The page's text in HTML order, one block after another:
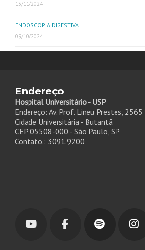
13/11/2024
ENDOSCOPIA DIGESTIVA
09/10/2024
Endereço
Hospital Universitário - USP
Endereço: Av. Prof. Lineu Prestes, 2565
Cidade Universitária - Butantã
CEP 05508-000 - São Paulo, SP
Contato.: 3091.9200